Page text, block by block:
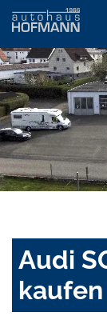
Audi